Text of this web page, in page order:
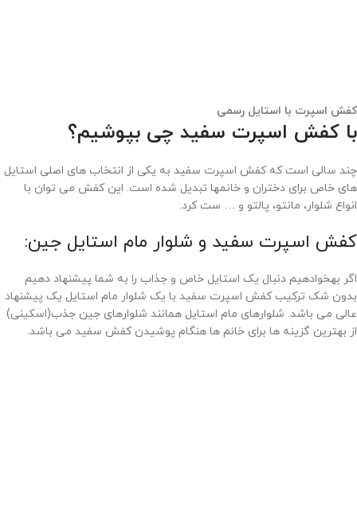
کفش اسپرت با استایل رسمی
با کفش اسپرت سفید چی بپوشیم؟
چند سالی است که کفش اسپرت سفید به یکی از انتخاب های اصلی استایل
های خاص برای دختران و خانمها تبدیل شده است. این کفش می توان با
انواع شلوار، مانتو، پالتو و … ست کرد.
کفش اسپرت سفید و شلوار مام استایل جین:
اگر بهخوادهیم دنبال یک استایل خاص و جذاب را به شما پیشنهاد دهیم
بدون شک ترکیب کفش اسپرت سفید با یک شلوار مام استایل یک پیشنهاد
عالی می باشد. شلوارهای مام استایل همانند شلوارهای جین جذب(اسکینی)
از بهترین گزینه ها برای خانم ها هنگام پوشیدن کفش سفید می باشد.